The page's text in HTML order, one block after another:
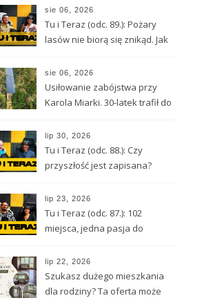
sie 06, 2026
Tu i Teraz (odc. 89.): Pożary
lasów nie biorą się znikąd. Jak
sie 06, 2026
Usiłowanie zabójstwa przy
Karola Miarki. 30-latek trafił do
lip 30, 2026
Tu i Teraz (odc. 88.): Czy
przyszłość jest zapisana?
astrologii i przeznaczeniu
lip 23, 2026
Tu i Teraz (odc. 87.): 102
miejsca, jedna pasja do
lip 22, 2026
Szukasz dużego mieszkania
dla rodziny? Ta oferta może